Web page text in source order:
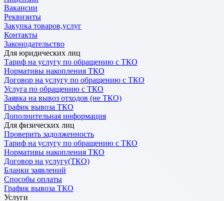
Вакансии
Реквизиты
Закупка товаров,услуг
Контакты
Законодательство
Для юридических лиц
Тариф на услугу по обращению с ТКО
Нормативы накопления ТКО
Договор на услугу по обращению с ТКО
Услуга по обращению с ТКО
Заявка на вывоз отходов (не ТКО)
График вывоза ТКО
Дополнительная информация
Для физических лиц
Проверить задолженность
Тариф на услугу по обращению с ТКО
Нормативы накопления ТКО
Договор на услугу(ТКО)
Бланки заявлений
Способы оплаты
График вывоза ТКО
Услуги